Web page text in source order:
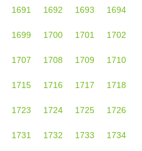
1691 1692 1693 1694
1699 1700 1701 1702
1707 1708 1709 1710
1715 1716 1717 1718
1723 1724 1725 1726
1731 1732 1733 1734